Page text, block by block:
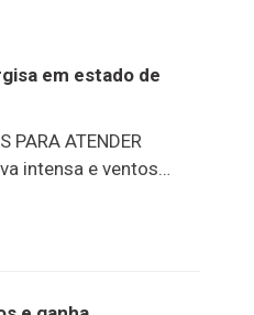
em estado de
PARA ATENDER
intensa e ventos
reforçou o
meteorológicos e